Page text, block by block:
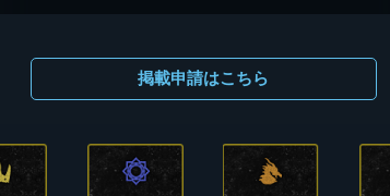
掲載申請はこちら